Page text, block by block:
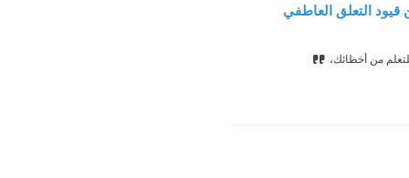
التعلق العاطفي
من أخطائك،